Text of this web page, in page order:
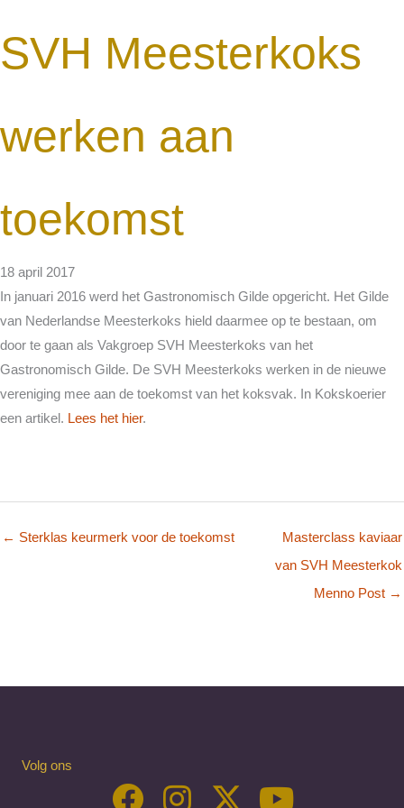
SVH Meesterkoks
werken aan
toekomst
18 april 2017
In januari 2016 werd het Gastronomisch Gilde opgericht. Het Gilde
van Nederlandse Meesterkoks hield daarmee op te bestaan, om
door te gaan als Vakgroep SVH Meesterkoks van het
Gastronomisch Gilde. De SVH Meesterkoks werken in de nieuwe
vereniging mee aan de toekomst van het koksvak. In Kokskoerier
een artikel. Lees het hier.
← Sterklas keurmerk voor de toekomst
Masterclass kaviaar
van SVH Meesterkok
Menno Post →
Volg ons